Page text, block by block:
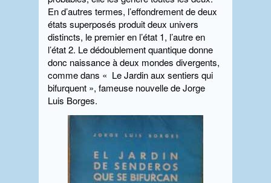
En d’autres termes, l’effondrement de deux
états superposés produit deux univers
distincts, le premier en l’état 1, l’autre en
l’état 2. Le dédoublement quantique donne
donc naissance à deux mondes divergents,
comme dans « Le Jardin aux sentiers qui
bifurquent », fameuse nouvelle de Jorge
Luis Borges.